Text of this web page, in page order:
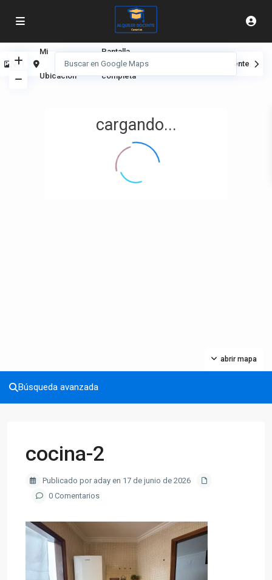
cargando...
abrir mapa
Ver
Mi
Ubicación
Pantalla
completa
Siguiente
Búsqueda avanzada
cocina-2
Publicado por aday en 17 de junio de 2026
0 Comentarios